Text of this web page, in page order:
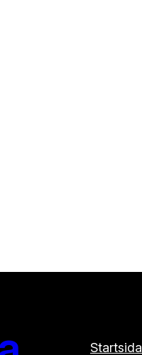
Startsida